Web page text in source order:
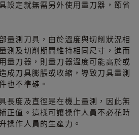
設定就無需另外使用量刀器，節省
量測刀具，由於溫度與切削狀況相
測及切削期間維持相同尺寸，進而
量刀器，則量刀器溫度可能高於或
成刀具膨脹或收縮，導致刀具量測
也不準確。
長度及直徑是在機上量測，因此無
正值。這樣可讓操作人員不必花時
操作人員的生產力。